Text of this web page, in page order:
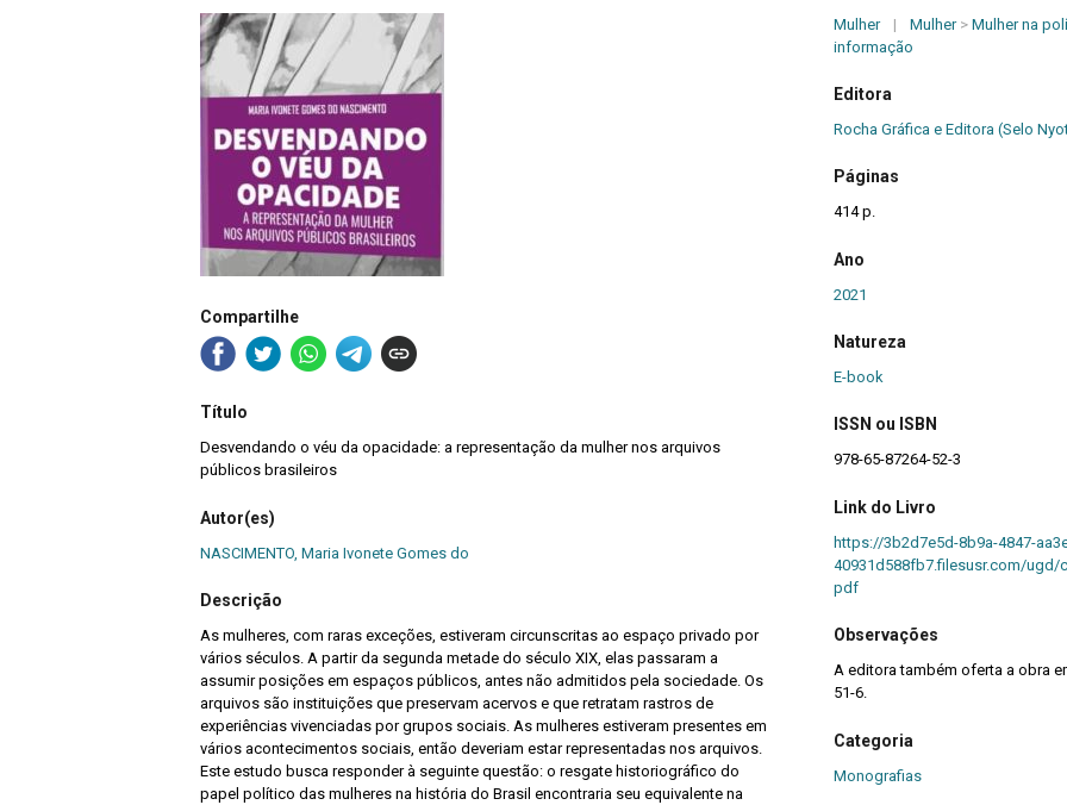
Compartilhe
Título
Desvendando o véu da opacidade: a representação da mulher nos arquivos
públicos brasileiros
Autor(es)
NASCIMENTO, Maria Ivonete Gomes do
Descrição
As mulheres, com raras exceções, estiveram circunscritas ao espaço privado por
vários séculos. A partir da segunda metade do século XIX, elas passaram a
assumir posições em espaços públicos, antes não admitidos pela sociedade. Os
arquivos são instituições que preservam acervos e que retratam rastros de
experiências vivenciadas por grupos sociais. As mulheres estiveram presentes em
vários acontecimentos sociais, então deveriam estar representadas nos arquivos.
Este estudo busca responder à seguinte questão: o resgate historiográfico do
papel político das mulheres na história do Brasil encontraria seu equivalente na
Mulher | Mulher> Mulher na
informação
Editora
Rocha Gráfica e Editora (Selo
Páginas
414 p.
Ano
2021
Natureza
E-book
ISSN ou ISBN
978-65-87264-52-3
Link do Livro
https://3b2d7e5d-8b9a-4847-
40931d588fb7.filesusr.com/ugd/
pdf
Observações
A editora também oferta a obra
51-6.
Categoria
Monografias